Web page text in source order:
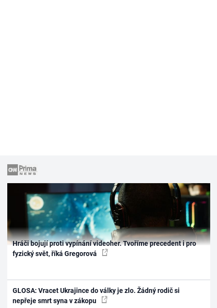
Hráči bojují proti vypínání videoher. Tvoříme precedent i pro
fyzický svět, říká Gregorová
GLOSA: Vracet Ukrajince do války je zlo. Žádný rodič si
nepřeje smrt syna v zákopu